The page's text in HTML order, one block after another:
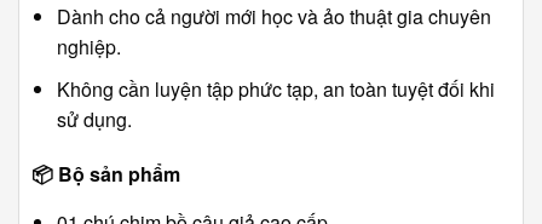
Dành cho cả người mới học và ảo thuật gia chuyên
nghiệp.
Không cần luyện tập phức tạp, an toàn tuyệt đối khi
sử dụng.
📦 Bộ sản phẩm